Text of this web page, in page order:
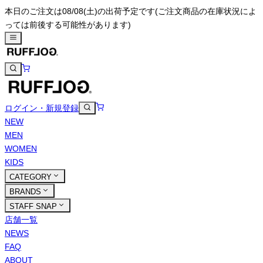
本日のご注文は08/08(土)の出荷予定です(ご注文商品の在庫状況によ
っては前後する可能性があります)
ログイン・新規登録
NEW
MEN
WOMEN
KIDS
CATEGORY
BRANDS
STAFF SNAP
店舗一覧
NEWS
FAQ
ABOUT